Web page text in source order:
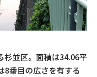
杉並区。面積は34.06平
8番目の広さを有する